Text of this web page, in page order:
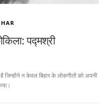
पद्मश्री
है जिन्होंने न केवल बिहार के लोकगीतों को अपनी